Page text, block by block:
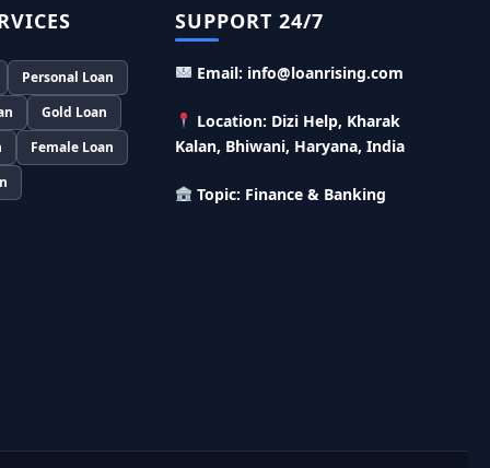
Murgi Palan Loan Yojana: मुर्गी पालन करने के
लिए ले सकते है पुरे 9 लाख तक का लोन, मिलती है तगड़ी
सब्सिडी
PM Dhan Dhanya Kirshi Loan Scheme: अब
किसान साथी PM धन धान्य कृषि लोन योजना से ले सकते है
5 लाख तक लोन, सिर्फ 4% लगेगा ब्याज
Personal Loan
Gold Loan
Female Loan
SUPPORT 24/7
Email: info@loanrising.com
Location: Dizi Help, Kharak
Kalan, Bhiwani, Haryana, India
Topic: Finance & Banking